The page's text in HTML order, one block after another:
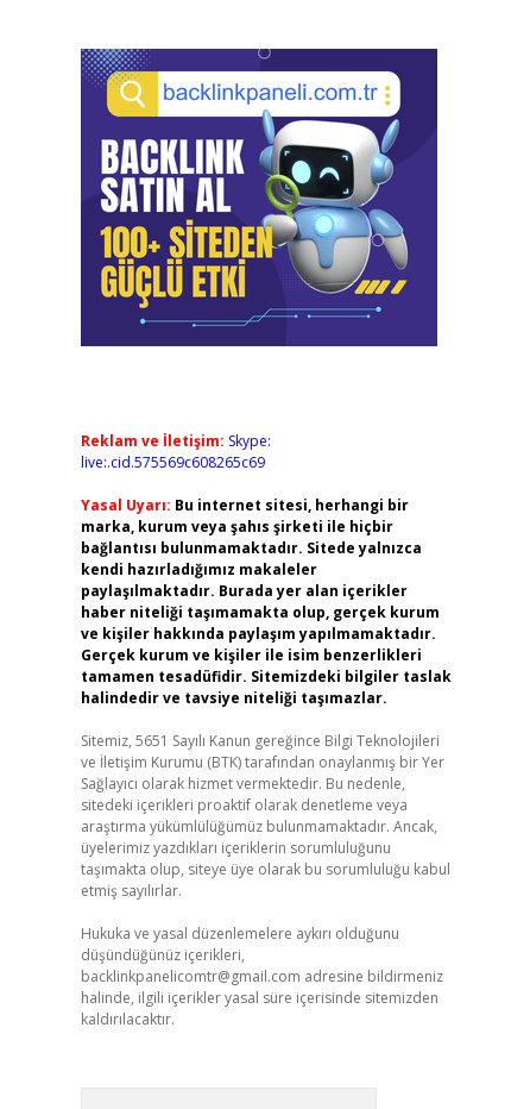
Reklam ve İletişim: Skype:
live:.cid.575569c608265c69
Yasal Uyarı: Bu internet sitesi, herhangi bir
marka, kurum veya şahıs şirketi ile hiçbir
bağlantısı bulunmamaktadır. Sitede yalnızca
kendi hazırladığımız makaleler
paylaşılmaktadır. Burada yer alan içerikler
haber niteliği taşımamakta olup, gerçek kurum
ve kişiler hakkında paylaşım yapılmamaktadır.
Gerçek kurum ve kişiler ile isim benzerlikleri
tamamen tesadüfidir. Sitemizdeki bilgiler taslak
halindedir ve tavsiye niteliği taşımazlar.
Sitemiz, 5651 Sayılı Kanun gereğince Bilgi Teknolojileri
ve İletişim Kurumu (BTK) tarafından onaylanmış bir Yer
Sağlayıcı olarak hizmet vermektedir. Bu nedenle,
sitedeki içerikleri proaktif olarak denetleme veya
araştırma yükümlülüğümüz bulunmamaktadır. Ancak,
üyelerimiz yazdıkları içeriklerin sorumluluğunu
taşımakta olup, siteye üye olarak bu sorumluluğu kabul
etmiş sayılırlar.
Hukuka ve yasal düzenlemelere aykırı olduğunu
düşündüğünüz içerikleri,
backlinkpanelicomtr@gmail.com adresine bildirmeniz
halinde, ilgili içerikler yasal süre içerisinde sitemizden
kaldırılacaktır.